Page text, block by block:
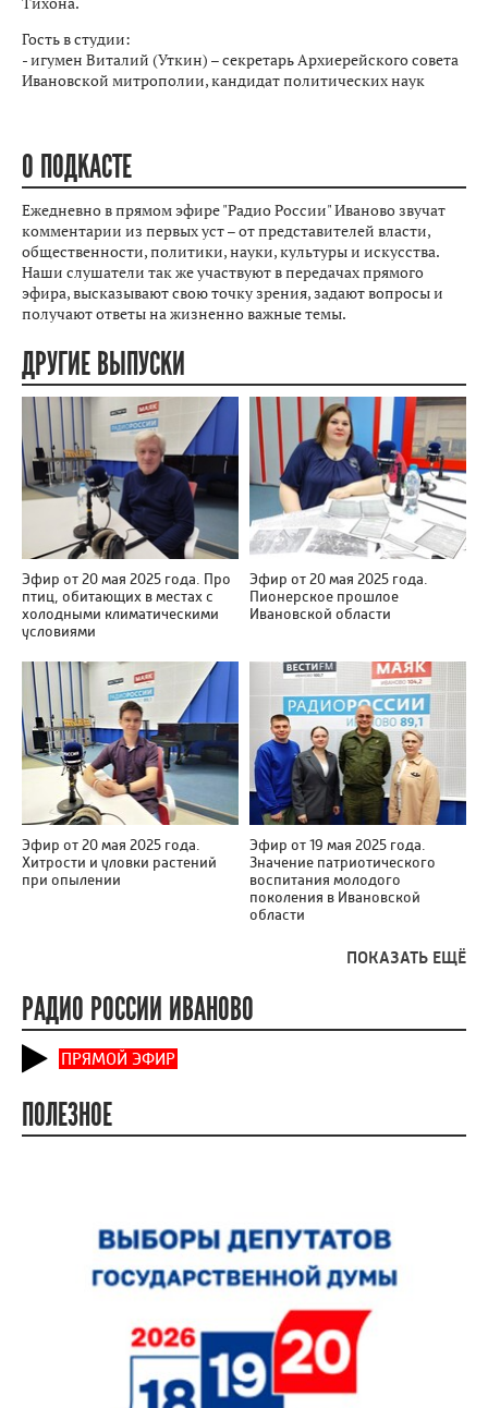
Гость в студии:
- игумен Виталий (Уткин) – секретарь Архиерейского совета
Ивановской митрополии, кандидат политических наук
О ПОДКАСТЕ
Ежедневно в прямом эфире "Радио России" Иваново звучат
комментарии из первых уст – от представителей власти,
общественности, политики, науки, культуры и искусства.
Наши слушатели так же участвуют в передачах прямого
эфира, высказывают свою точку зрения, задают вопросы и
получают ответы на жизненно важные темы.
ДРУГИЕ ВЫПУСКИ
Эфир от 20 мая 2025 года. Про
птиц, обитающих в местах с
холодными климатическими
условиями
Эфир от 20 мая 2025 года.
Пионерское прошлое
Ивановской области
Эфир от 20 мая 2025 года.
Хитрости и уловки растений
при опылении
Эфир от 19 мая 2025 года.
Значение патриотического
воспитания молодого
поколения в Ивановской
области
ПОКАЗАТЬ ЕЩЁ
РАДИО РОССИИ ИВАНОВО
ПРЯМОЙ ЭФИР
ПОЛЕЗНОЕ